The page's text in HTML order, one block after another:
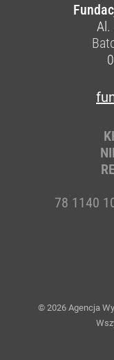
78 1140
© 2026 Agencja